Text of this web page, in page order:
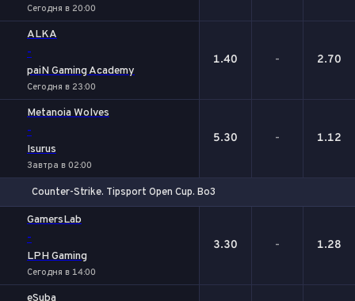
Сегодня в 20:00
ALKA
-
paiN Gaming Academy
Сегодня в 23:00
1.40 - 2.70
Metanoia Wolves
-
Isurus
Завтра в 02:00
5.30 - 1.12
Counter-Strike. Tipsport Open Cup. Bo3
GamersLab
-
LPH Gaming
Сегодня в 14:00
3.30 - 1.28
eSuba